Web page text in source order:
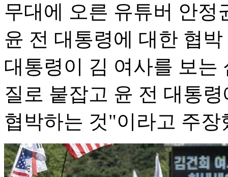
무대에 오른 유튜버 안
윤 전 대통령에 대한 협
대통령이 김 여사를 보
질로 붙잡고 윤 전 대통
협박하는 것"이라고 주장